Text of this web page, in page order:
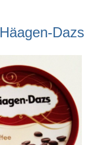
Dazs